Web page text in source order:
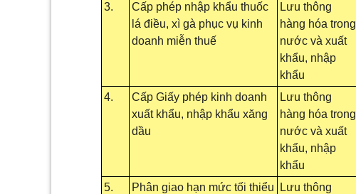
3.
Cấp phép nhập khẩu thuốc
lá điều, xì gà phục vụ kinh
doanh miễn thuế
Lưu thông
hàng hóa trong
nước và xuất
khẩu, nhập
khẩu
4.
Cấp Giấy phép kinh doanh
xuất khẩu, nhập khẩu xăng
dầu
Lưu thông
hàng hóa trong
nước và xuất
khẩu, nhập
khẩu
5.
Phân giao hạn mức tối thiểu
Lưu thông